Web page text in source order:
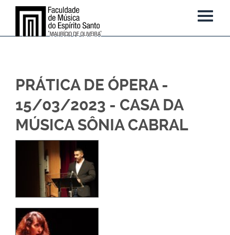
PRÁTICA DE ÓPERA -
15/03/2023 - CASA DA
MÚSICA SÔNIA CABRAL